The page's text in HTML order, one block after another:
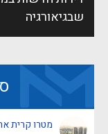
שבגיאורגיה
מטרו קרית